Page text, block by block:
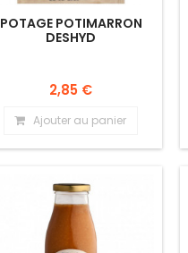
POTAGE POTIMARRON
DESHYD
2,85 €
Ajouter au panier